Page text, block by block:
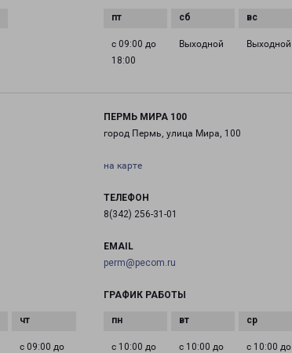
с 09:00 до
18:00
Выходной Выходной
с 09:00 до
ПЕРМЬ МИРА 100
город Пермь, улица Мира, 100
на карте
ТЕЛЕФОН
8(342) 256-31-01
EMAIL
perm@pecom.ru
ГРАФИК РАБОТЫ
с 10:00 до
с 10:00 до
с 10:00 до